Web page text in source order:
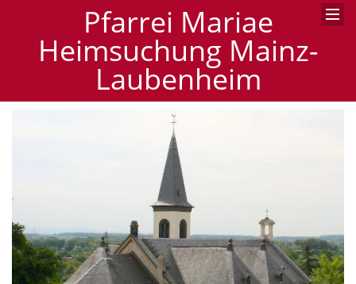
Pfarrei Mariae
Heimsuchung Mainz-
Laubenheim